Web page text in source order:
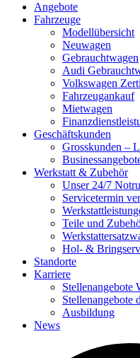
Angebote
Fahrzeuge
Modellübersicht
Neuwagen
Gebrauchtwagen
Audi
Volkswagen
Fahrzeugankauf
Mietwagen
Geschäftskunden
Grosskunden –
Werkstatt & Zubehör
Unser 24/7
Servicetermin
Teile und
Hol- &
Standorte
Karriere
Stellenangebote
Stellenangebote
Ausbildung
News